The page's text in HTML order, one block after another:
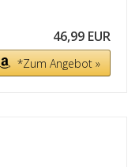
46,99 EUR
*Zum Angebot »